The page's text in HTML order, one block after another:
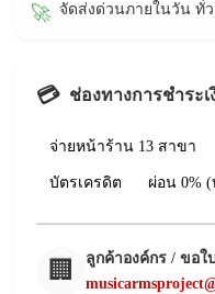
🚀 จัดส่งด่วนภายในวัน
💳 ช่องทางการชำระเ
จ่ายหน้าร้าน 13 สาขา
บัตรเครดิต ผ่อน 0%
🏢
ลูกค้าองค์กร / ขอใ